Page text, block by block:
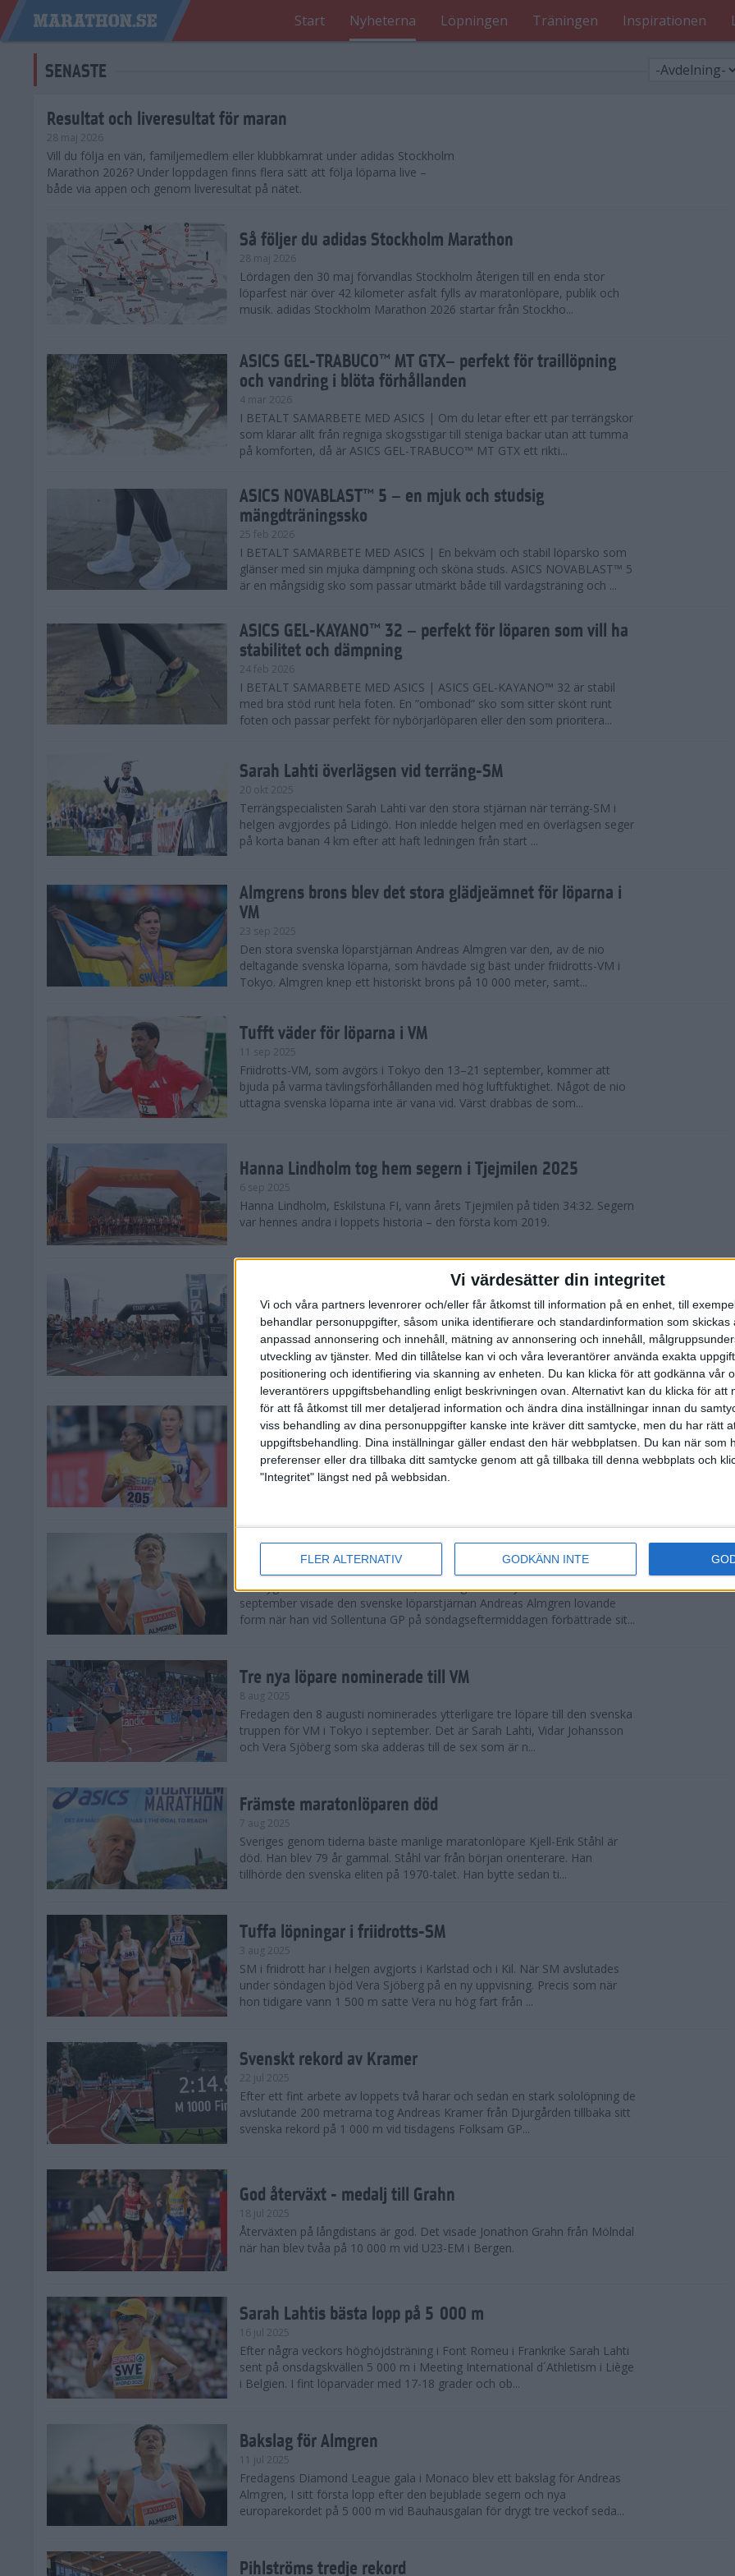
Vi värdesätter din integritet
Vi och våra partners levenrorer och/eller får åtkomst till information på en enhet, till
behandlar personuppgifter, såsom unika identifierare och standardinformation som skickas
anpassad annonsering och innehåll, mätning av annonsering och innehåll,
utveckling av tjänster. Med din tillåtelse kan vi och våra leverantörer använda exakta
positionering och identifiering via skanning av enheten. Du kan klicka för att godkänna vår
leverantörers uppgiftsbehandling enligt beskrivningen ovan. Alternativt kan du klicka för att
för att få åtkomst till mer detaljerad information och ändra dina inställningar innan du
viss behandling av dina personuppgifter kanske inte kräver ditt samtycke, men du har rätt
uppgiftsbehandling. Dina inställningar gäller endast den här webbplatsen. Du kan när som
preferenser eller dra tillbaka ditt samtycke genom att gå tillbaka till denna webbplats och
"Integritet" längst ned på webbsidan.
FLER ALTERNATIV GODKÄNN INTE
Start Nyheterna Löpningen Träningen Inspirationen
SENASTE
Resultat och liveresultat för maran
28 maj 2026
​Vill du följa en vän, familjemedlem eller klubbkamrat under adidas Stockholm
Marathon 2026? Under loppdagen finns flera sätt att följa löparna live –
både via appen och genom liveresultat på nätet.
Så följer du adidas Stockholm Marathon
28 maj 2026
Lördagen den 30 maj förvandlas Stockholm återigen till en enda stor
löparfest när över 42 kilometer asfalt fylls av maratonlöpare, publik och
musik. adidas Stockholm Marathon 2026 startar från Stockho...
ASICS GEL-TRABUCO™ MT GTX– perfekt för traillöpning
och vandring i blöta förhållanden
4 mar 2026
I BETALT SAMARBETE MED ASICS | Om du letar efter ett par terrängskor
som klarar allt från regniga skogsstigar till steniga backar utan att tumma
på komforten, då är ASICS GEL-TRABUCO™ MT GTX ett rikti...
ASICS NOVABLAST™ 5 – en mjuk och studsig
mängdträningssko
25 feb 2026
I BETALT SAMARBETE MED ASICS | En bekväm och stabil löparsko som
glänser med sin mjuka dämpning och sköna studs. ASICS NOVABLAST™ 5
är en mångsidig sko som passar utmärkt både till vardagsträning och ...
ASICS GEL-KAYANO™ 32 – perfekt för löparen som vill ha
stabilitet och dämpning
24 feb 2026
I BETALT SAMARBETE MED ASICS | ASICS GEL-KAYANO™ 32 är stabil
med bra stöd runt hela foten. En ”ombonad” sko som sitter skönt runt
foten och passar perfekt för nybörjarlöparen eller den som prioritera...
Sarah Lahti överlägsen vid terräng-SM
20 okt 2025
Terrängspecialisten Sarah Lahti var den stora stjärnan när terräng-SM i
helgen avgjordes på Lidingö. Hon inledde helgen med en överlägsen seger
på korta banan 4 km efter att haft ledningen från start ...
Almgrens brons blev det stora glädjeämnet för löparna i
VM
23 sep 2025
Den stora svenska löparstjärnan Andreas Almgren var den, av de nio
deltagande svenska löparna, som hävdade sig bäst under friidrotts-VM i
Tokyo. Almgren knep ett historiskt brons på 10 000 meter, samt...
Tufft väder för löparna i VM
11 sep 2025
Friidrotts-VM, som avgörs i Tokyo den 13–21 september, kommer att
bjuda på varma tävlingsförhållanden med hög luftfuktighet. Något de nio
uttagna svenska löparna inte är vana vid. Värst drabbas de som...
Hanna Lindholm tog hem segern i Tjejmilen 2025
6 sep 2025
Hanna Lindholm, Eskilstuna FI, vann årets Tjejmilen på tiden 34:32. Segern
var hennes andra i loppets historia – den första kom 2019.
Snabbaste segertiden på 12 år i rekordstort adidas
Stockholm Halvmaraton
30 aug 2025
Ett slutsålt och rekordstort adidas Stockholm Halvmaraton avgjordes i
nästintill perfekt löparväder. 18 grader, mulet och väldigt lite vind. Totalt
var 19,866 löpare anmälda, varav 15,807 kom till sta...
Löparna viktiga när Sverige vann Finnkampen
26 aug 2025
Den hundrade upplagan av Finnkampen, världens äldsta och största
landskamp i friidrott, avgjordes inför fullsatta läktare på Stockholms
Svenskt rekord när Almgren testade VM-formen
En dryg månad före friidrotts-VM, som avgörs i Tokyo den 13-21
september visade den svenske löparstjärnan Andreas Almgren lovande
form när han vid Sollentuna GP på söndagseftermiddagen förbättrade sit...
Tre nya löpare nominerade till VM
8 aug 2025
Fredagen den 8 augusti nominerades ytterligare tre löpare till den svenska
truppen för VM i Tokyo i september. Det är Sarah Lahti, Vidar Johansson
och Vera Sjöberg som ska adderas till de sex som är n...
Främste maratonlöparen död
7 aug 2025
Sveriges genom tiderna bäste manlige maratonlöpare Kjell-Erik Ståhl är
död. Han blev 79 år gammal. Ståhl var från början orienterare. Han
tillhörde den svenska eliten på 1970-talet. Han bytte sedan ti...
Tuffa löpningar i friidrotts-SM
3 aug 2025
SM i friidrott har i helgen avgjorts i Karlstad och i Kil. När SM avslutades
under söndagen bjöd Vera Sjöberg på en ny uppvisning. Precis som när
hon tidigare vann 1 500 m satte Vera nu hög fart från ...
Svenskt rekord av Kramer
22 jul 2025
Efter ett fint arbete av loppets två harar och sedan en stark sololöpning de
avslutande 200 metrarna tog Andreas Kramer från Djurgården tillbaka sitt
svenska rekord på 1 000 m vid tisdagens Folksam GP...
God återväxt - medalj till Grahn
18 jul 2025
Återväxten på långdistans är god. Det visade Jonathon Grahn från Mölndal
när han blev tvåa på 10 000 m vid U23-EM i Bergen.
Sarah Lahtis bästa lopp på 5 000 m
16 jul 2025
Efter några veckors höghöjdsträning i Font Romeu i Frankrike Sarah Lahti
sent på onsdagskvällen 5 000 m i Meeting International d´Athletism i Liège
i Belgien. I fint löparväder med 17-18 grader och ob...
Bakslag för Almgren
11 jul 2025
Fredagens Diamond League gala i Monaco blev ett bakslag för Andreas
Almgren, I sitt första lopp efter den bejublade segern och nya
europarekordet på 5 000 m vid Bauhausgalan för drygt tre veckof seda...
Pihlströms tredje rekord